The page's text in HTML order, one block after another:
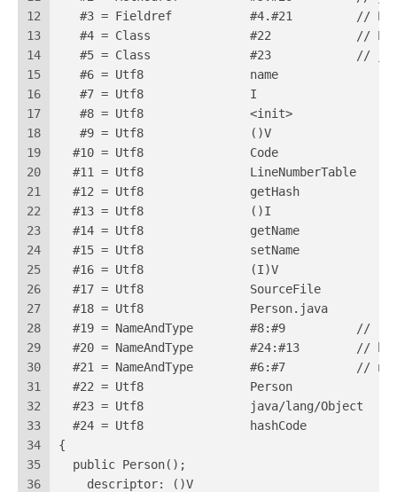
12
13
14
15
16
17
18
19
20
21
22
23
24
25
26
27
28
29
30
31
32
33
34
35
36
#3 = Fieldref           #4.#21         //
#4 = Class              #22            //
#5 = Class              #23            //
   #6 = Utf8               name
   #7 = Utf8               I
   #8 = Utf8               <init>
   #9 = Utf8               ()V
  #10 = Utf8               Code
  #11 = Utf8               LineNumberTable
  #12 = Utf8               getHash
  #13 = Utf8               ()I
  #14 = Utf8               getName
  #15 = Utf8               setName
  #16 = Utf8               (I)V
  #17 = Utf8               SourceFile
  #18 = Utf8               Person.java
#19 = NameAndType        #8:#9          //
#20 = NameAndType        #24:#13        //
#21 = NameAndType        #6:#7          //
  #22 = Utf8               Person
  #23 = Utf8               java/lang/Object
  #24 = Utf8               hashCode
{
  public Person();
    descriptor: ()V